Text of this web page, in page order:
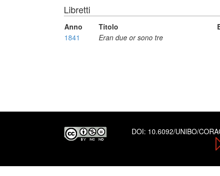
Libretti
Anno Titolo
1841
Eran due or sono tre
DOI: 10.6092/UNIBO/